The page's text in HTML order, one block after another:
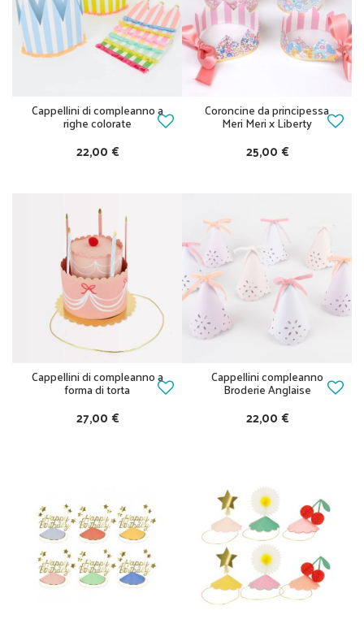
Cappellini di compleanno a
righe colorate
22,00 €
Coroncine da principessa
Meri Meri x Liberty
25,00 €
Cappellini di compleanno a
forma di torta
27,00 €
Cappellini compleanno
Broderie Anglaise
22,00 €